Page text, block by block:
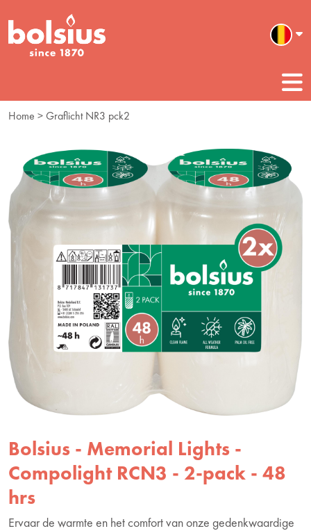
Home > Graflicht NR3 pck2
Bolsius - Memorial Lights -
Compolight RCN3 - 2-pack - 48
hrs
Ervaar de warmte en het comfort van onze gedenkwaardige